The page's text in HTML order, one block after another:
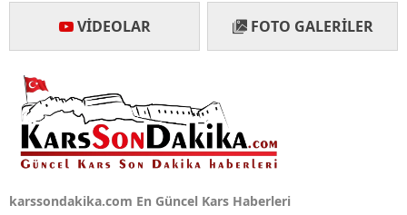
Iğdır
VIDEOLAR FOTO GALERILER
karssondakika.com En Güncel Kars Haberleri